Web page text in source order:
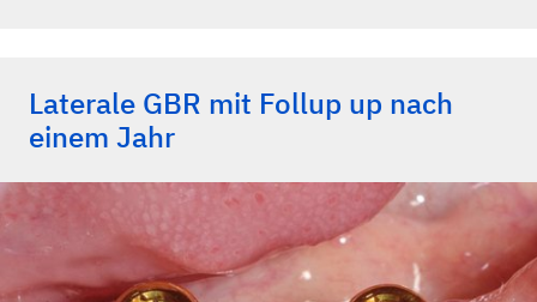
Laterale GBR mit Follup up nach
einem Jahr